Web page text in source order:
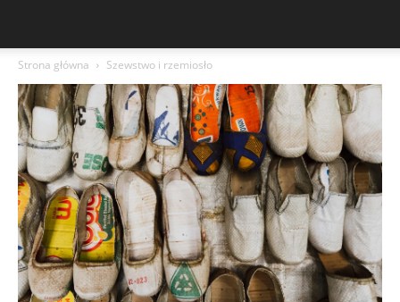
Strona główna Szewstwo i rzemiosło